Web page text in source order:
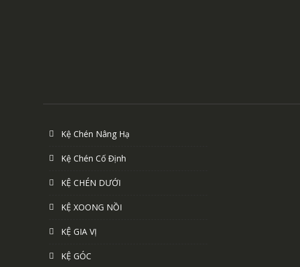
Kệ Chén Nâng Hạ
Kệ Chén Cố Định
KỆ CHÉN DƯỚI
KỆ XOONG NỒI
KỆ GIA VỊ
KỆ GÓC